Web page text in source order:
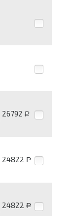
26792 Р
24822 Р
24822 Р